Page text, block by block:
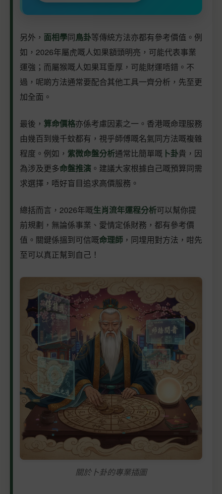
另外， 面相學同鳥卦等傳統方法亦都有參考價值。例
如，2026年屬虎嘅人如果額頭明亮，可能代表事業
運強；而屬猴嘅人如果耳垂厚，可能財運唔錯。不
過，呢啲方法通常要配合其他工具一齊分析，先至更
加全面。
最後， 算命價格亦係考慮因素之一。香港嘅命理服務
由幾百到幾千蚊都有，視乎師傅嘅名氣同方法嘅複雜
程度。例如， 紫微命盤分析通常比簡單嘅 卜卦貴，因
為涉及更多命盤推演 。建議大家根據自己嘅預算同需
求選擇，唔好盲目追求高價服務。
總括而言，2026年嘅生肖流年運程分析可以幫你提
前規劃，無論係事業、愛情定係財務，都有參考價
值。關鍵係搵到可信嘅命理師 ，同埋用對方法，咁先
至可以真正幫到自己！
關於卜卦的專業插圖